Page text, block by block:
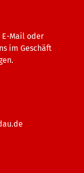
E-Mail oder
im Geschäft